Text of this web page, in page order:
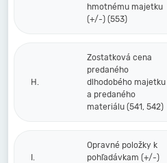
hmotnému majetku
(+/-) (553)
H.
Zostatková cena
predaného
dlhodobého majetku
a predaného
materiálu (541, 542)
I.
Opravné položky k
pohľadávkam (+/-)